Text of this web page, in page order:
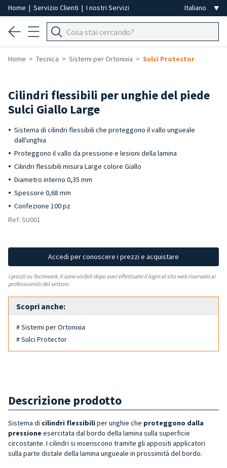
Home | Servizio Clienti | I nostri Servizi
Home Tecnica Sistemi per Ortonixia Sulci Protector
Cilindri flessibili per unghie del piede
Sulci Giallo Large
Sistema di cilindri flessibili che proteggono il vallo ungueale
dall'unghia
Proteggono il vallo da pressione e lesioni della lamina
Cilindri flessibili misura Large colore Giallo
Diametro interno 0,35 mm
Spessore 0,68 mm
Confezione 100 pz
Ref: SU001
Accedi per conoscere i prezzi e acquistare
I prezzi su Tecniwork.it sono visibili dopo aver effettuato il login al sito web riservato ai
professionisti del settore.
Scopri anche:
# Sistemi per Ortonixia
# Sulci Protector
Descrizione prodotto
Sistema di cilindri flessibili per unghie che proteggono dalla
pressione esercitata dal bordo della lamina sulla superficie
circostante. I cilindri si inseriscono tramite gli appositi applicatori
sulla parte distale della lamina ungueale in prossimità del bordo.